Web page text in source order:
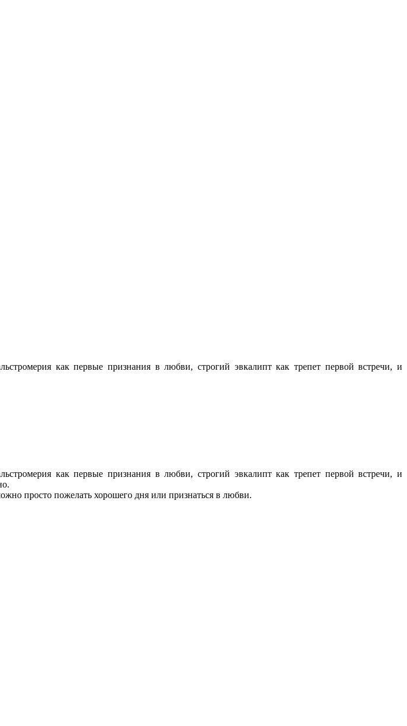
как первые признания в любви, строгий эвкалипт как трепет первой встречи, и
как первые признания в любви, строгий эвкалипт как трепет первой встречи, и
просто пожелать хорошего дня или признаться в любви.